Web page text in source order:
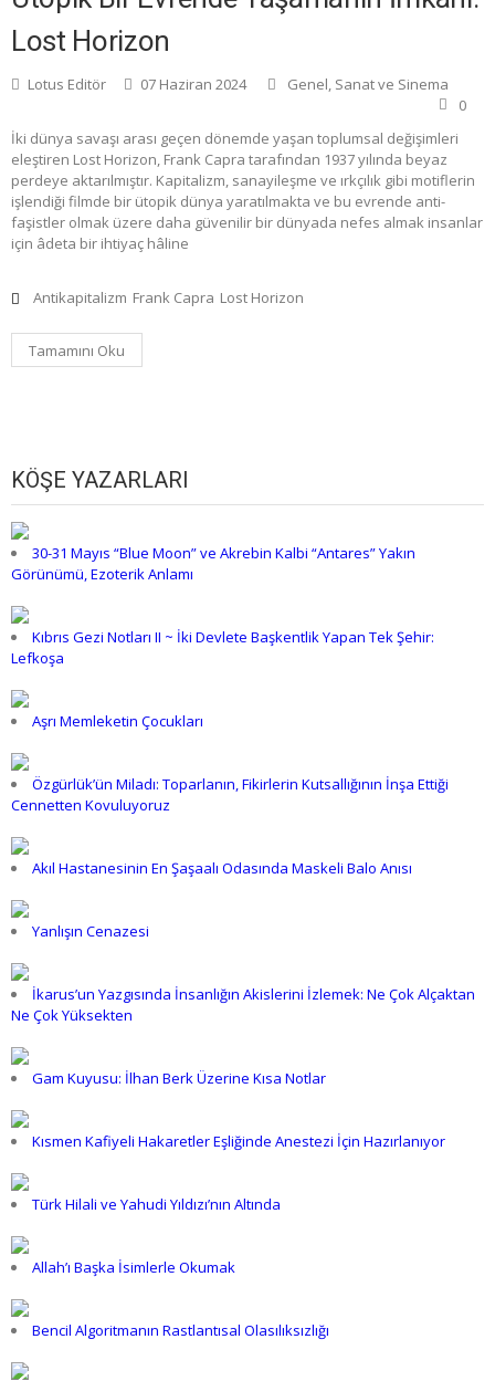
Lost Horizon
Lotus Editör 07 Haziran 2024 Genel, Sanat ve Sinema
0
İki dünya savaşı arası geçen dönemde yaşan toplumsal değişimleri
eleştiren Lost Horizon, Frank Capra tarafından 1937 yılında beyaz
perdeye aktarılmıştır. Kapitalizm, sanayileşme ve ırkçılık gibi motiflerin
işlendiği filmde bir ütopik dünya yaratılmakta ve bu evrende anti-
faşistler olmak üzere daha güvenilir bir dünyada nefes almak insanlar
için âdeta bir ihtiyaç hâline
Antikapitalizm Frank Capra Lost Horizon
Tamamını Oku
KÖŞE YAZARLARI
30-31 Mayıs “Blue Moon” ve Akrebin Kalbi “Antares” Yakın
Görünümü, Ezoterik Anlamı
Kıbrıs Gezi Notları II ~ İki Devlete Başkentlik Yapan Tek Şehir:
Lefkoşa
Aşrı Memleketin Çocukları
Özgürlük’ün Miladı: Toparlanın, Fikirlerin Kutsallığının İnşa Ettiği
Cennetten Kovuluyoruz
Akıl Hastanesinin En Şaşaalı Odasında Maskeli Balo Anısı
Yanlışın Cenazesi
İkarus’un Yazgısında İnsanlığın Akislerini İzlemek: Ne Çok Alçaktan
Ne Çok Yüksekten
Gam Kuyusu: İlhan Berk Üzerine Kısa Notlar
Kısmen Kafiyeli Hakaretler Eşliğinde Anestezi İçin Hazırlanıyor
Türk Hilali ve Yahudi Yıldızı’nın Altında
Allah’ı Başka İsimlerle Okumak
Bencil Algoritmanın Rastlantısal Olasılıksızlığı